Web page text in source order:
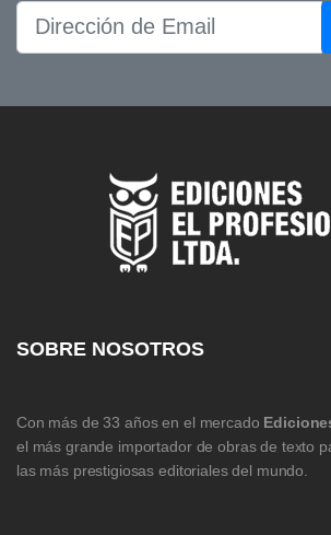
SOBRE NOSOTROS
Con más de 33 años en el mercado
el más grande importador de obras de texto
las más prestigiosas editoriales del mundo.